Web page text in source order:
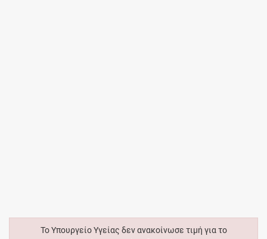
Το Υπουργείο Υγείας δεν ανακοίνωσε τιμή για το